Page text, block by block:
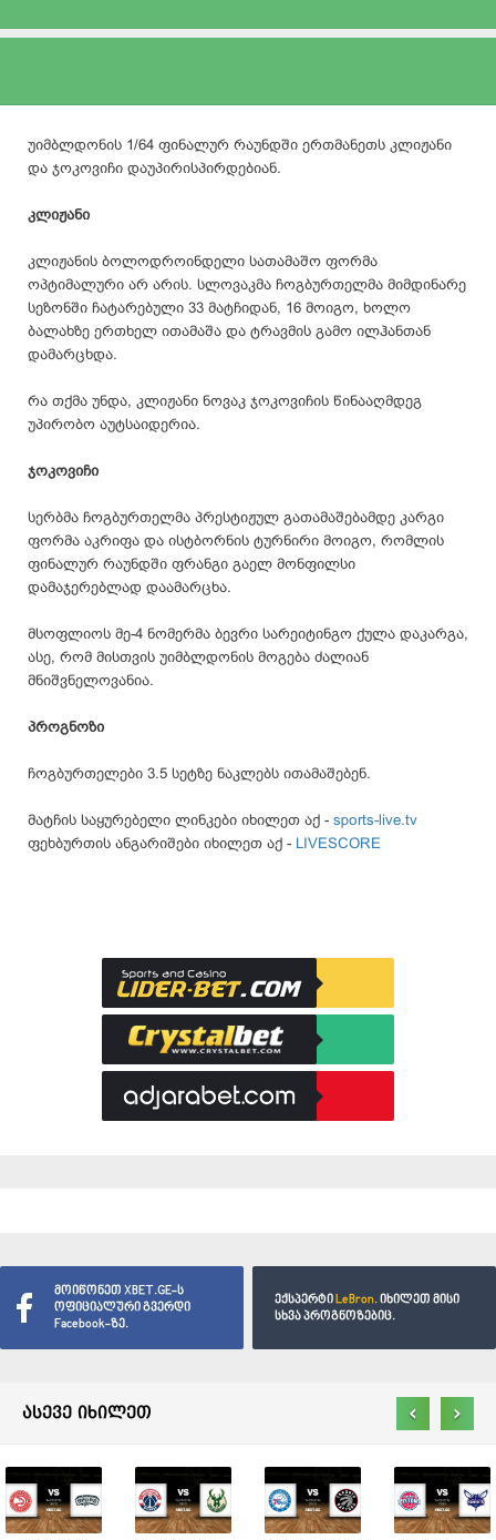
უიმბლდონის 1/64 ფინალურ რაუნდში ერთმანეთს კლიჟანი
და ჯოკოვიჩი დაუპირისპირდებიან.
კლიჟანი
კლიჟანის ბოლოდროინდელი სათამაშო ფორმა
ოპტიმალური არ არის. სლოვაკმა ჩოგბურთელმა მიმდინარე
სეზონში ჩატარებული 33 მატჩიდან, 16 მოიგო, ხოლო
ბალახზე ერთხელ ითამაშა და ტრავმის გამო ილჰანთან
დამარცხდა.
რა თქმა უნდა, კლიჟანი ნოვაკ ჯოკოვიჩის წინააღმდეგ
უპირობო აუტსაიდერია.
ჯოკოვიჩი
სერბმა ჩოგბურთელმა პრესტიჟულ გათამაშებამდე კარგი
ფორმა აკრიფა და ისტბორნის ტურნირი მოიგო, რომლის
ფინალურ რაუნდში ფრანგი გაელ მონფილსი
დამაჯერებლად დაამარცხა.
მსოფლიოს მე-4 ნომერმა ბევრი სარეიტინგო ქულა დაკარგა,
ასე, რომ მისთვის უიმბლდონის მოგება ძალიან
მნიშვნელოვანია.
პროგნოზი
ჩოგბურთელები 3.5 სეტზე ნაკლებს ითამაშებენ.
მატჩის საყურებელი ლინკები იხილეთ აქ - sports-live.tv
ფეხბურთის ანგარიშები იხილეთ აქ - LIVESCORE
მოიწონეთ XBET.GE-ს
ოფიციალური გვერდი
Facebook-ზე.
ექსპერტი LeBron.იხილეთ მისი
სხვა პროგნოზებიც.
ასევე იხილეთ ‹ ›